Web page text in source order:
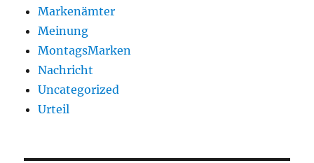
Markenämter
Meinung
MontagsMarken
Nachricht
Uncategorized
Urteil